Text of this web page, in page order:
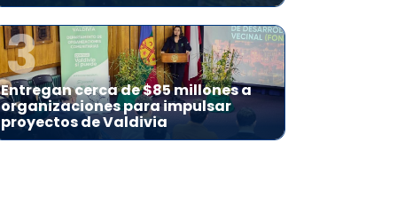
3
Entregan cerca de $85 millones a
organizaciones para impulsar
proyectos de Valdivia